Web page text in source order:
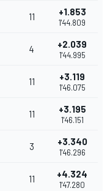
11 +1.853
1'44.809
4 +2.039
1'44.995
11 +3.119
1'46.075
11 +3.195
1'46.151
3 +3.340
1'46.296
11 +4.324
1'47.280